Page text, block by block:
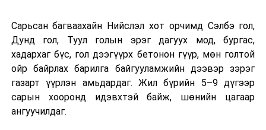
Сарьсан багваахайн Нийслэл хот орчимд Сэлбэ гол,
Дунд гол, Туул голын эрэг дагуух мод, бургас,
хадархаг бүс, гол дээгүүрх бетонон гүүр, мөн голтой
ойр байрлах барилга байгууламжийн дээвэр зэрэг
газарт үүрлэн амьдардаг. Жил бүрийн 5–9 дүгээр
сарын хооронд идэвхтэй байж, шөнийн цагаар
ангуучилдаг.